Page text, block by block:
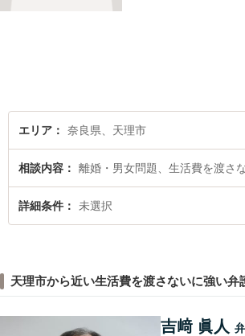
エリア 奈良県、天理市
相談内容 離婚・男女問題、生活費を渡さ
詳細条件 未選択
天理市から近い生活費を渡さないに強い弁
吉﨑 眞人